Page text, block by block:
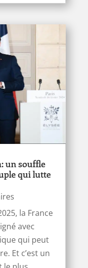
un souffle
qui lutte
la France
avec
qui peut
Et c’est un